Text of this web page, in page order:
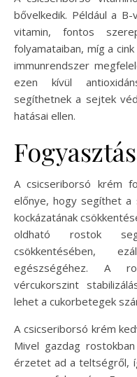
bővelkedik. Például a
vitamin, fontos
folyamataiban, míg a
immunrendszer
ezen kívül
segíthetnek a sejtek
hatásai ellen.
A csicseriborsó krém
előnye, hogy segíthet
kockázatának
oldható rostok
csökkentésében,
egészségéhez. A
vércukorszint
lehet a cukorbetegek
A csicseriborsó krém
Mivel gazdag
érzetet ad a teltségről,